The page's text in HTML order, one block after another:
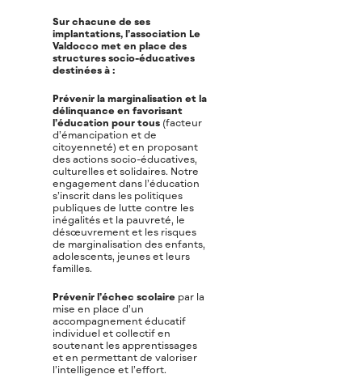
Sur chacune de ses
implantations, l’association Le
Valdocco met en place des
structures socio-éducatives
destinées à :
Prévenir la marginalisation et la
délinquance en favorisant
l’éducation pour tous (facteur
d’émancipation et de
citoyenneté) et en proposant
des actions socio-éducatives,
culturelles et solidaires. Notre
engagement dans l’éducation
s’inscrit dans les politiques
publiques de lutte contre les
inégalités et la pauvreté, le
désœuvrement et les risques
de marginalisation des enfants,
adolescents, jeunes et leurs
familles.
Prévenir l’échec scolaire par la
mise en place d’un
accompagnement éducatif
individuel et collectif en
soutenant les apprentissages
et en permettant de valoriser
l’intelligence et l’effort.